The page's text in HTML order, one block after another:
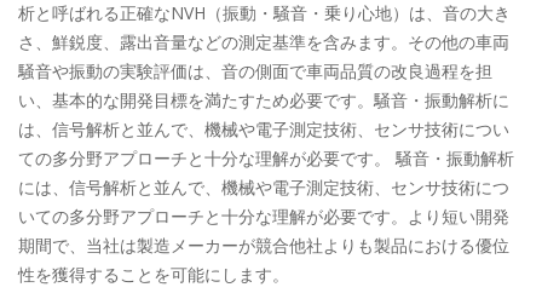
析と呼ばれる正確なNVH（振動・騒音・乗り心地）は、音の大き
さ、鮮鋭度、露出音量などの測定基準を含みます。その他の車両
騒音や振動の実験評価は、音の側面で車両品質の改良過程を担
い、基本的な開発目標を満たすため必要です。騒音・振動解析に
は、信号解析と並んで、機械や電子測定技術、センサ技術につい
ての多分野アプローチと十分な理解が必要です。 騒音・振動解析
には、信号解析と並んで、機械や電子測定技術、センサ技術につ
いての多分野アプローチと十分な理解が必要です。より短い開発
期間で、当社は製造メーカーが競合他社よりも製品における優位
性を獲得することを可能にします。